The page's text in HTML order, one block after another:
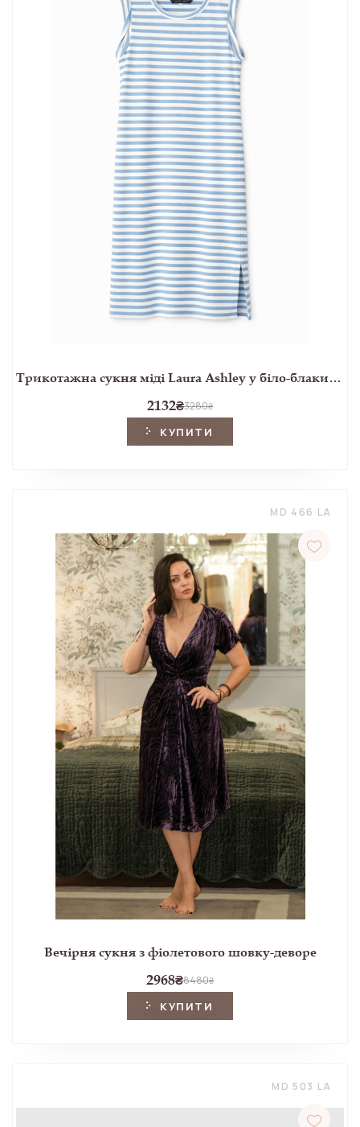
Трикотажна сукня міді Laura Ashley у біло-блакитну смужку
2132₴3280₴
КУПИТИ
MD 466 LA
Вечірня сукня з фіолетового шовку-деворе
2968₴8480₴
КУПИТИ
MD 503 LA